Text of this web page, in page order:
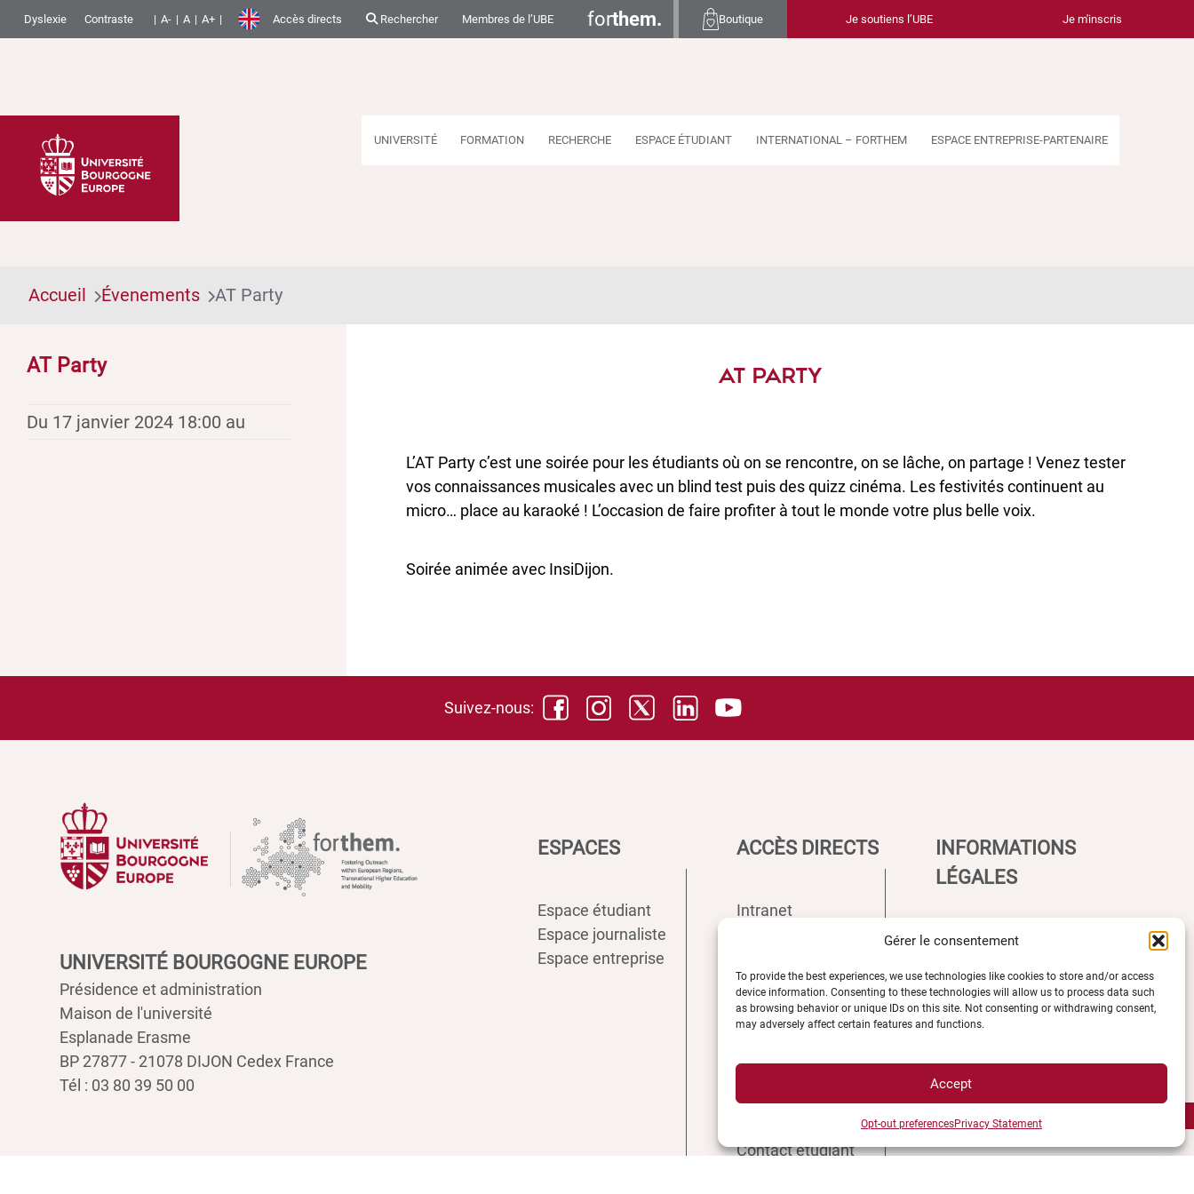
Gérer le consentement
To provide the best experiences, we use technologies like cookies to store and/or access
device information. Consenting to these technologies will allow us to process data such
as browsing behavior or unique IDs on this site. Not consenting or withdrawing consent,
may adversely affect certain features and functions.
Accept
Opt-out preferencesPrivacy Statement
Dyslexie Contraste A- A A+ Accès directs Rechercher Membres de l’UBE forthem. Boutique Je soutiens l’UBE Je m'inscris
UNIVERSITÉ FORMATION RECHERCHE ESPACE ÉTUDIANT INTERNATIONAL – FORTHEM ESPACE ENTREPRISE-PARTENAIRE
Accueil Évenements AT Party
AT Party
Du 17 janvier 2024 18:00 au
AT PARTY
L’AT Party c’est une soirée pour les étudiants où on se rencontre, on se lâche, on partage ! Venez tester
vos connaissances musicales avec un blind test puis des quizz cinéma. Les festivités continuent au
micro… place au karaoké ! L’occasion de faire profiter à tout le monde votre plus belle voix.
Soirée animée avec InsiDijon.
Suivez-nous:
UNIVERSITÉ BOURGOGNE EUROPE
Présidence et administration
Maison de l'université
Esplanade Erasme
BP 27877 - 21078 DIJON Cedex France
Tél : 03 80 39 50 00
ESPACES
Espace étudiant
Espace journaliste
Espace entreprise
ACCÈS DIRECTS
Intranet
Inscriptions
Bibliothèques
Plan d’accès
Actualités
Contact étudiant
INFORMATIONS
LÉGALES
Plan d’accès des campus
Données personnelles et
gestion des cookies
Politique de cookies
Politique de confidentialité
Avertissement
Création agence MagicWeb